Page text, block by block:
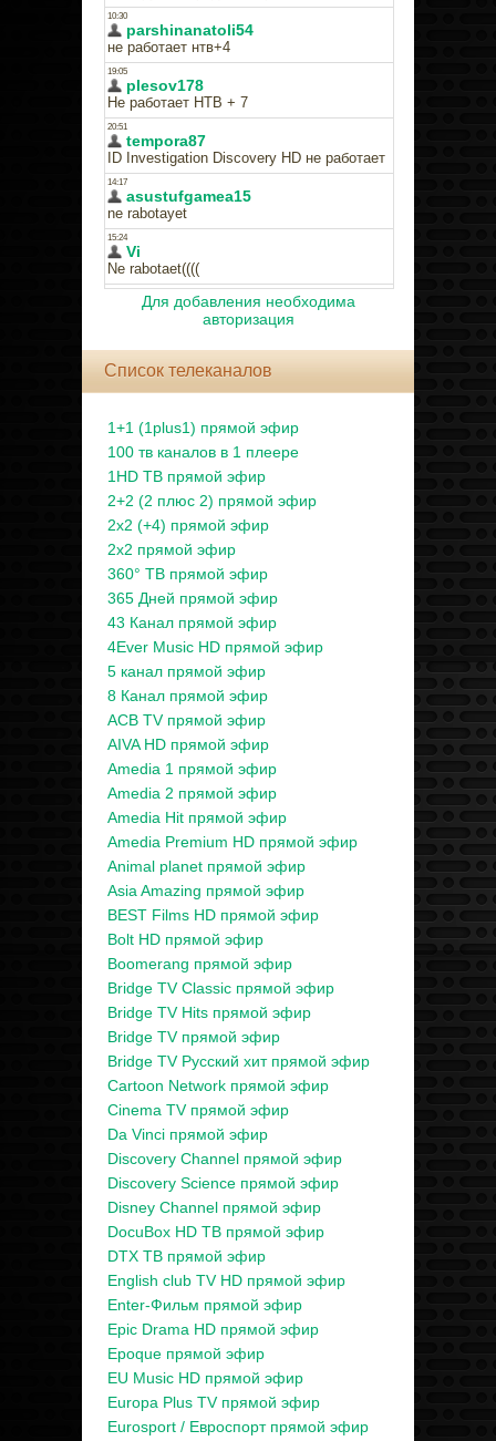
Для добавления необходима
авторизация
Список телеканалов
1+1 (1plus1) прямой эфир
100 тв каналов в 1 плеере
1HD ТВ прямой эфир
2+2 (2 плюс 2) прямой эфир
2x2 (+4) прямой эфир
2x2 прямой эфир
360° ТВ прямой эфир
365 Дней прямой эфир
43 Канал прямой эфир
4Ever Music HD прямой эфир
5 канал прямой эфир
8 Канал прямой эфир
ACB TV прямой эфир
AIVA HD прямой эфир
Amedia 1 прямой эфир
Amedia 2 прямой эфир
Amedia Hit прямой эфир
Amedia Premium HD прямой эфир
Animal planet прямой эфир
Asia Amazing прямой эфир
BEST Films HD прямой эфир
Bolt HD прямой эфир
Boomerang прямой эфир
Bridge TV Classic прямой эфир
Bridge TV Hits прямой эфир
Bridge TV прямой эфир
Bridge TV Русский хит прямой эфир
Cartoon Network прямой эфир
Cinema TV прямой эфир
Da Vinci прямой эфир
Discovery Channel прямой эфир
Discovery Science прямой эфир
Disney Channel прямой эфир
DocuBox HD ТВ прямой эфир
DTX ТВ прямой эфир
English club TV HD прямой эфир
Enter-Фильм прямой эфир
Epic Drama HD прямой эфир
Epoque прямой эфир
EU Music HD прямой эфир
Europa Plus TV прямой эфир
Eurosport / Евроспорт прямой эфир